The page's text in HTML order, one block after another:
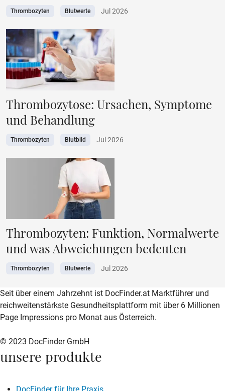
Thrombozyten Blutwerte Jul 2026
Thrombozytose: Ursachen, Symptome
und Behandlung
Thrombozyten Blutbild Jul 2026
Thrombozyten: Funktion, Normalwerte
und was Abweichungen bedeuten
Thrombozyten Blutwerte Jul 2026
zur DocFinder-Startseite
logo icon
Seit über einem Jahrzehnt ist DocFinder.at Marktführer und
reichweitenstärkste Gesundheitsplattform mit über 6 Millionen
Page Impressions pro Monat aus Österreich.
© 2023 DocFinder GmbH
unsere produkte